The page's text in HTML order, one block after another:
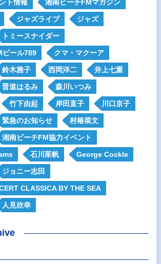
ト情報 湘南ビーチFMマガジン
ジャズライブ ジャズ
トミースナイダー
ビール789 クマ・マクーア
鈴木雅子 西岡洋二 井上七重
晋道はるみ 森川いつみ
竹下由起 岸田直子 川口京子
緊急のお知らせ 村椿菜文
湘南ビーチFM協力イベント
石川茱帆 George Cockle
ジョニー志田
CLASSICA BY THE SEA
人見欣幸